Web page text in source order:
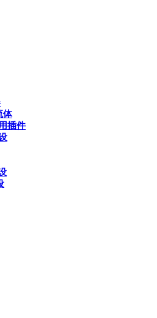
体
插件